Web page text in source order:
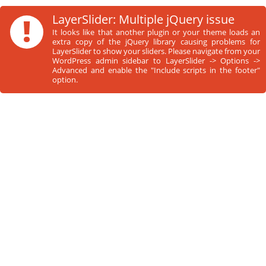
! LayerSlider: Multiple jQuery issue
It looks like that another plugin or your theme loads an
extra copy of the jQuery library causing problems for
LayerSlider to show your sliders. Please navigate from your
WordPress admin sidebar to LayerSlider -> Options ->
Advanced and enable the "Include scripts in the footer"
option.